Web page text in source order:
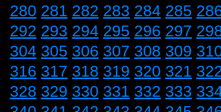
280 281 282 283 284 285
292 293 294 295 296 297
304 305 306 307 308 309
316 317 318 319 320 321
328 329 330 331 332 333